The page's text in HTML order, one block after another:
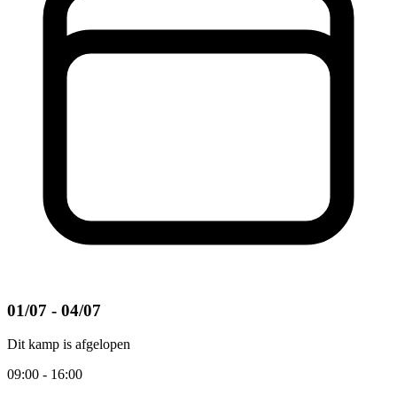
01/07 - 04/07
Dit kamp is afgelopen
09:00 - 16:00